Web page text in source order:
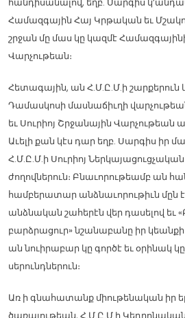
Համազգային Հայ Կրթական եւ
շրջան մը մաս կը կազմէ
Վարչութեան։
Հետագային, ան Հ.Մ.Ը.Մ.ի շարքերուն
Դամասկոսի մասնաճիւղի
եւ Սուրիոյ Շրջանային Վարչութեան
Աւելի քան կէս դար եղբ. Սարգիս իր
Հ.Մ.Ը.Մ.ի Սուրիոյ
ժողովներուն։ Բնաւորութեամբ ան
համբերատար անձնաւորութիւն մըն
անձնական շահերէն վեր դասելով եւ
բարձրացուր» նշանաբանը իր կեանքի
ան նուիրաբար կը գործէ եւ օրինակ
սերունդներուն։
Առ ի գնահատանք միութենական իր